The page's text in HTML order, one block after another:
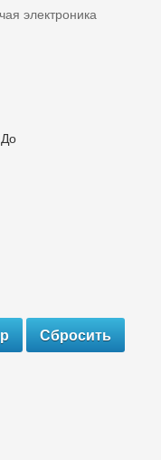
электроника
До